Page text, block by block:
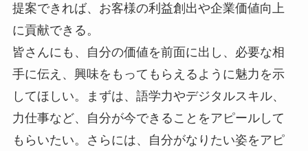
提案できれば、お客様の利益創出や企業価値向上
に貢献できる。
皆さんにも、自分の価値を前面に出し、必要な相
手に伝え、興味をもってもらえるように魅力を示
してほしい。まずは、語学力やデジタルスキル、
力仕事など、自分が今できることをアピールして
もらいたい。さらには、自分がなりたい姿をアピ